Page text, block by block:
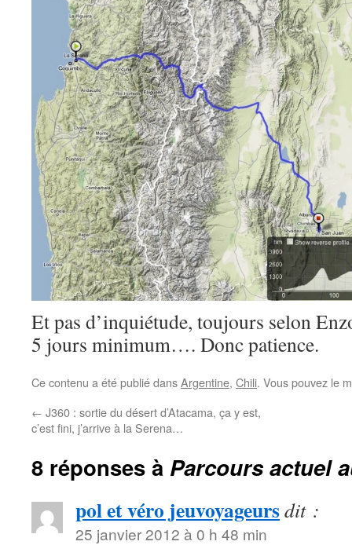
Et pas d’inquiétude, toujours selon
5 jours minimum…. Donc patience.
Ce contenu a été publié dansArgentine, Chili. Vous pouvez le
← J360 : sortie du désert d’Atacama, ça y est,
c’est fini, j’arrive à la Serena…
8 réponses à Parcours actuel
pol et véro jeuvoyageursdit :
25 janvier 2012 à 0 h 48 min